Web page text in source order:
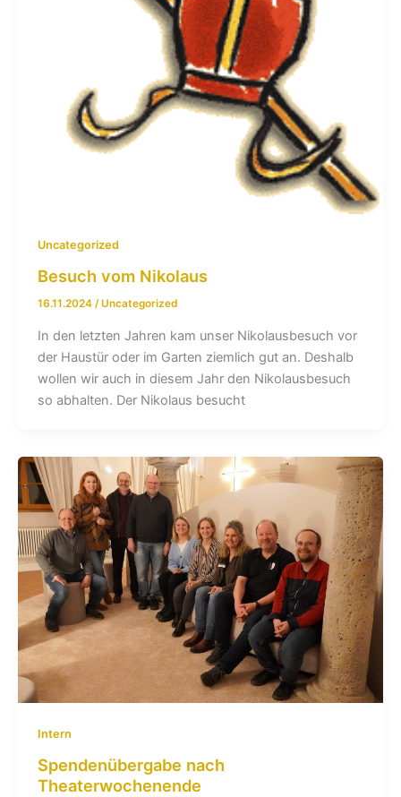
Uncategorized
Besuch vom Nikolaus
16.11.2024 /Uncategorized
In den letzten Jahren kam unser Nikolausbesuch vor
der Haustür oder im Garten ziemlich gut an. Deshalb
wollen wir auch in diesem Jahr den Nikolausbesuch
so abhalten. Der Nikolaus besucht
Intern
Spendenübergabe nach
Theaterwochenende